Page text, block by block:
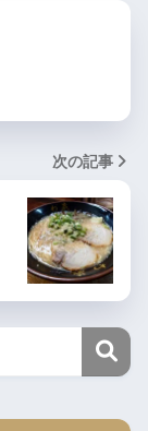
次の記事